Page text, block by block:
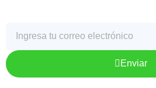
Enviar